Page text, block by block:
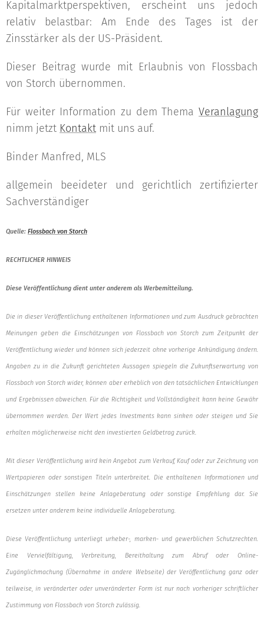
Kapitalmarktperspektiven, erscheint uns jedoch
relativ belastbar: Am Ende des Tages ist der
Zinsstärker als der US-Präsident.
Dieser Beitrag wurde mit Erlaubnis von Flossbach
von Storch übernommen.
Für weiter Information zu dem Thema Veranlagung
nimm jetzt Kontakt mit uns auf.
Binder Manfred, MLS
allgemein beeideter und gerichtlich zertifizierter
Sachverständiger
Quelle: Flossbach von Storch
RECHTLICHER HINWEIS
Diese Veröffentlichung dient unter anderem als Werbemitteilung.
Die in dieser Veröffentlichung enthaltenen Informationen und zum Ausdruck gebrachten
Meinungen geben die Einschätzungen von Flossbach von Storch zum Zeitpunkt der
Veröffentlichung wieder und können sich jederzeit ohne vorherige Ankündigung ändern.
Angaben zu in die Zukunft gerichteten Aussagen spiegeln die Zukunftserwartung von
Flossbach von Storch wider, können aber erheblich von den tatsächlichen Entwicklungen
und Ergebnissen abweichen. Für die Richtigkeit und Vollständigkeit kann keine Gewähr
übernommen werden. Der Wert jedes Investments kann sinken oder steigen und Sie
erhalten möglicherweise nicht den investierten Geldbetrag zurück.
Mit dieser Veröffentlichung wird kein Angebot zum Verkauf, Kauf oder zur Zeichnung von
Wertpapieren oder sonstigen Titeln unterbreitet. Die enthaltenen Informationen und
Einschätzungen stellen keine Anlageberatung oder sonstige Empfehlung dar. Sie
ersetzen unter anderem keine individuelle Anlageberatung.
Diese Veröffentlichung unterliegt urheber-, marken- und gewerblichen Schutzrechten.
Eine Vervielfältigung, Verbreitung, Bereithaltung zum Abruf oder Online-
Zugänglichmachung (Übernahme in andere Webseite) der Veröffentlichung ganz oder
teilweise, in veränderter oder unveränderter Form ist nur nach vorheriger schriftlicher
Zustimmung von Flossbach von Storch zulässig.